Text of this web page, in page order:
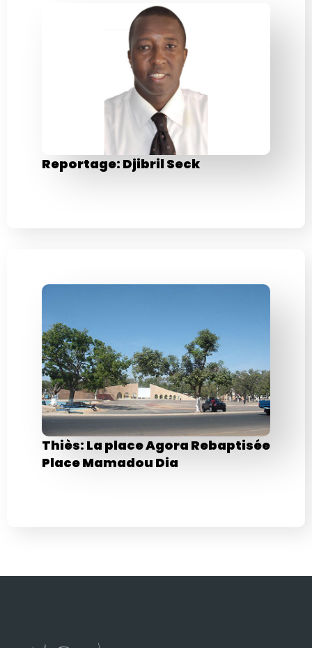
Reportage: Djibril Seck
Thiès: La place Agora Rebaptisée
Place Mamadou Dia